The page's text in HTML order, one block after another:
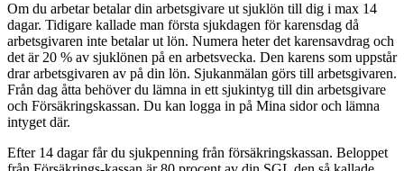
Om du arbetar betalar din arbetsgivare ut sjuklön till dig i max 14
dagar. Tidigare kallade man första sjukdagen för karensdag då
arbetsgivaren inte betalar ut lön. Numera heter det karensavdrag och
det är 20 % av sjuklönen på en arbetsvecka. Den karens som uppstår
drar arbetsgivaren av på din lön. Sjukanmälan görs till arbetsgivaren.
Från dag åtta behöver du lämna in ett sjukintyg till din arbetsgivare
och Försäkringskassan. Du kan logga in på Mina sidor och lämna
intyget där.
Efter 14 dagar får du sjukpenning från försäkringskassan. Beloppet